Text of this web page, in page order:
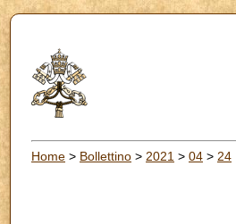
Home > Bollettino > 2021 > 04 > 24